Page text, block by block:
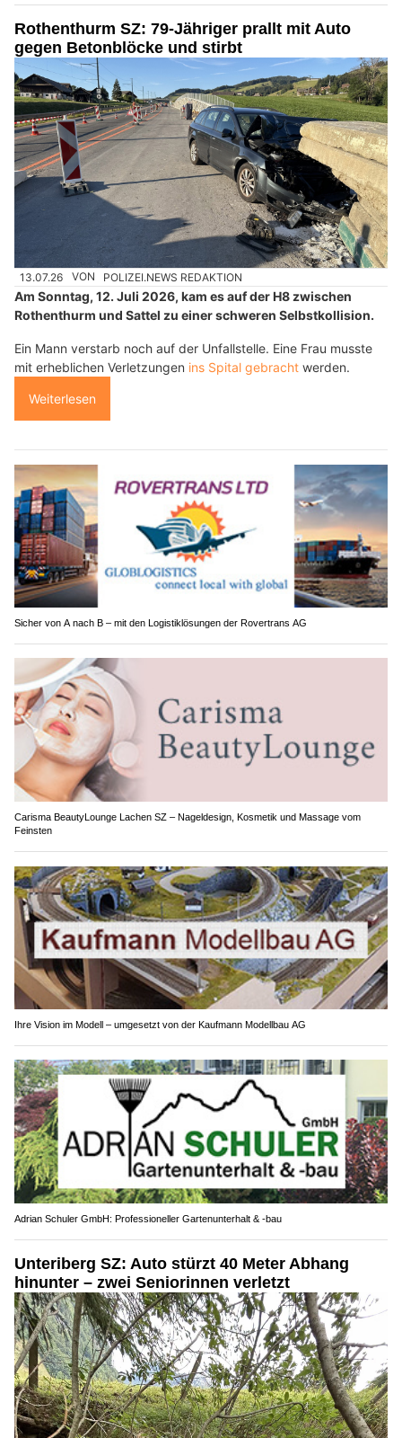
Rothenthurm SZ: 79-Jähriger prallt mit Auto
gegen Betonblöcke und stirbt
13.07.26 VON POLIZEI.NEWS REDAKTION
Am Sonntag, 12. Juli 2026, kam es auf der H8 zwischen
Rothenthurm und Sattel zu einer schweren Selbstkollision.
Ein Mann verstarb noch auf der Unfallstelle. Eine Frau musste
mit erheblichen Verletzungen ins Spital gebracht werden.
Weiterlesen
Sicher von A nach B – mit den Logistiklösungen der Rovertrans AG
Carisma BeautyLounge Lachen SZ – Nageldesign, Kosmetik und Massage vom
Feinsten
Ihre Vision im Modell – umgesetzt von der Kaufmann Modellbau AG
Adrian Schuler GmbH: Professioneller Gartenunterhalt & -bau
Unteriberg SZ: Auto stürzt 40 Meter Abhang
hinunter – zwei Seniorinnen verletzt